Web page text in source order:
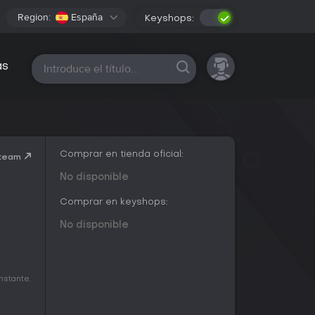
Region: España Keyshops:
Todas las plataformas
Comprar en tienda oficial:
No disponible
Comprar en keyshops:
No disponible